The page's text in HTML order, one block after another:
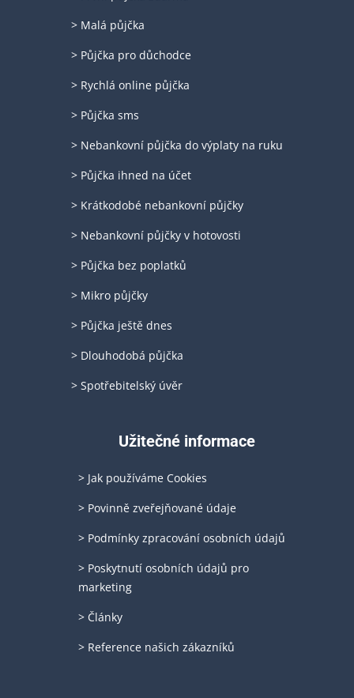
> Malá půjčka
> Půjčka pro důchodce
> Rychlá online půjčka
> Půjčka sms
> Nebankovní půjčka do výplaty na ruku
> Půjčka ihned na účet
> Krátkodobé nebankovní půjčky
> Nebankovní půjčky v hotovosti
> Půjčka bez poplatků
> Mikro půjčky
> Půjčka ještě dnes
> Dlouhodobá půjčka
> Spotřebitelský úvěr
Užitečné informace
> Jak používáme Cookies
> Povinně zveřejňované údaje
> Podmínky zpracování osobních údajů
> Poskytnutí osobních údajů pro
marketing
> Články
> Reference našich zákazníků